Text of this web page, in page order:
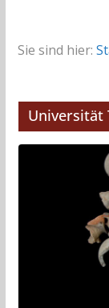
Sie sind hier:
Universität